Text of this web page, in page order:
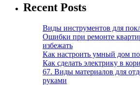
Recent Posts
Виды инструментов для
Ошибки при ремонте
избежать
Как настроить умный дом
Как сделать электрику в
67. Виды материалов для
руками